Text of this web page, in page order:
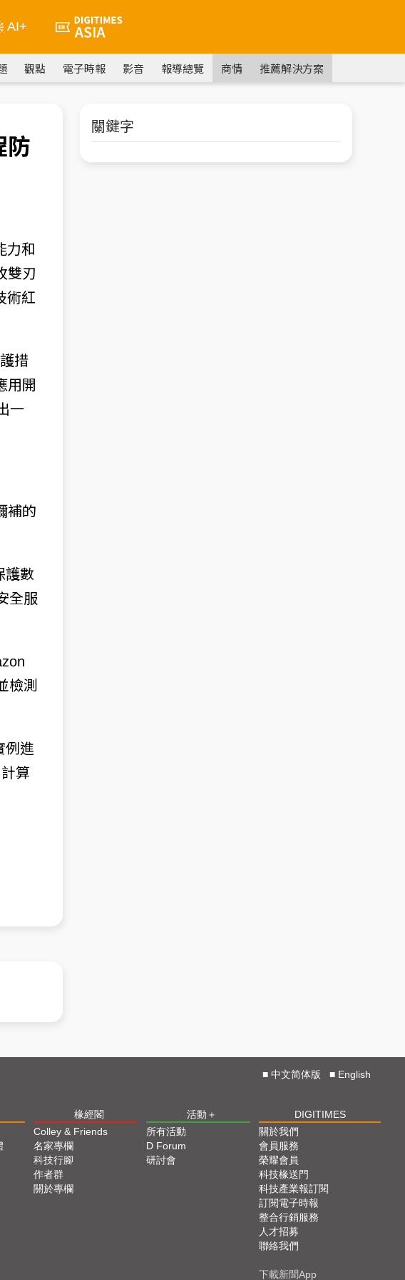
AI+
觀點 電子時報 影音 報導總覽 商情 推薦解決方案
防
力和
雙刃
術紅
措
用開
一
補的
護數
全服
檢測
例進
算
關鍵字
■ 中文简体版 ■ English
椽經閣 活動＋
DIGITIMES
Colley & Friends
名家專欄
科技行腳
作者群
關於專欄
所有活動
D Forum
研討會
關於我們
會員服務
榮耀會員
科技椽送門
科技產業報訂閱
訂閱電子時報
整合行銷服務
人才招募
聯絡我們
下載新聞App